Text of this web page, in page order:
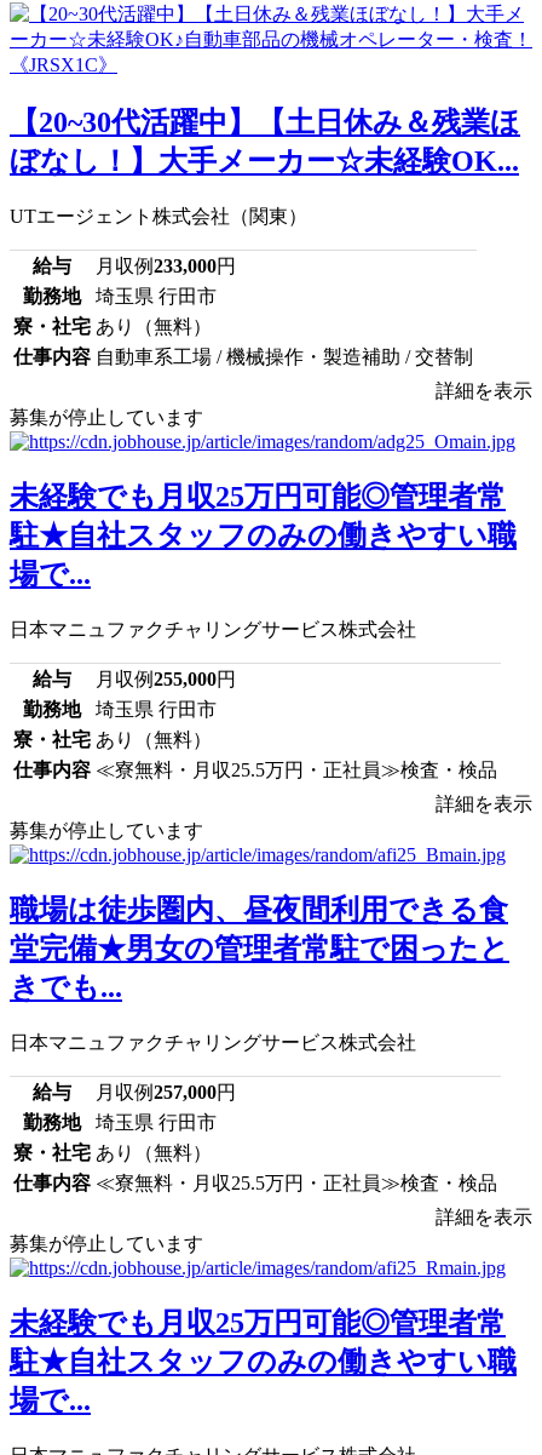
【20~30代活躍中】【土日休み＆残業ほ
ぼなし！】大手メーカー☆未経験OK...
UTエージェント株式会社（関東）
給与 月収例233,000円
勤務地
埼玉県 行田市
寮・社宅 あり（無料）
仕事内容 自動車系工場 / 機械操作・製造補助 / 交替制
詳細を表示
募集が停止しています
未経験でも月収25万円可能◎管理者常
駐★自社スタッフのみの働きやすい職
場で...
日本マニュファクチャリングサービス株式会社
給与 月収例255,000円
勤務地
埼玉県 行田市
寮・社宅 あり（無料）
仕事内容 ≪寮無料・月収25.5万円・正社員≫検査・検品
詳細を表示
募集が停止しています
職場は徒歩圏内、昼夜間利用できる食
堂完備★男女の管理者常駐で困ったと
きでも...
日本マニュファクチャリングサービス株式会社
給与 月収例257,000円
勤務地
埼玉県 行田市
寮・社宅 あり（無料）
仕事内容 ≪寮無料・月収25.5万円・正社員≫検査・検品
詳細を表示
募集が停止しています
未経験でも月収25万円可能◎管理者常
駐★自社スタッフのみの働きやすい職
場で...